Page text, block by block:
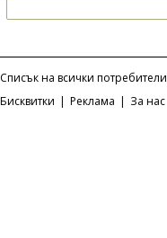
Списък на всички потребители
Бисквитки | Реклама | За нас